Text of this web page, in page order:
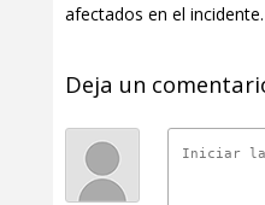
afectados en el incidente.
Deja un